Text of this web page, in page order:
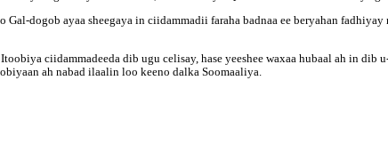
Gal-dogob ayaa sheegaya in ciidammadii faraha badnaa ee beryahan
ciidammadeeda dib ugu celisay, hase yeeshee waxaa hubaal ah in
ah nabad ilaalin loo keeno dalka Soomaaliya.